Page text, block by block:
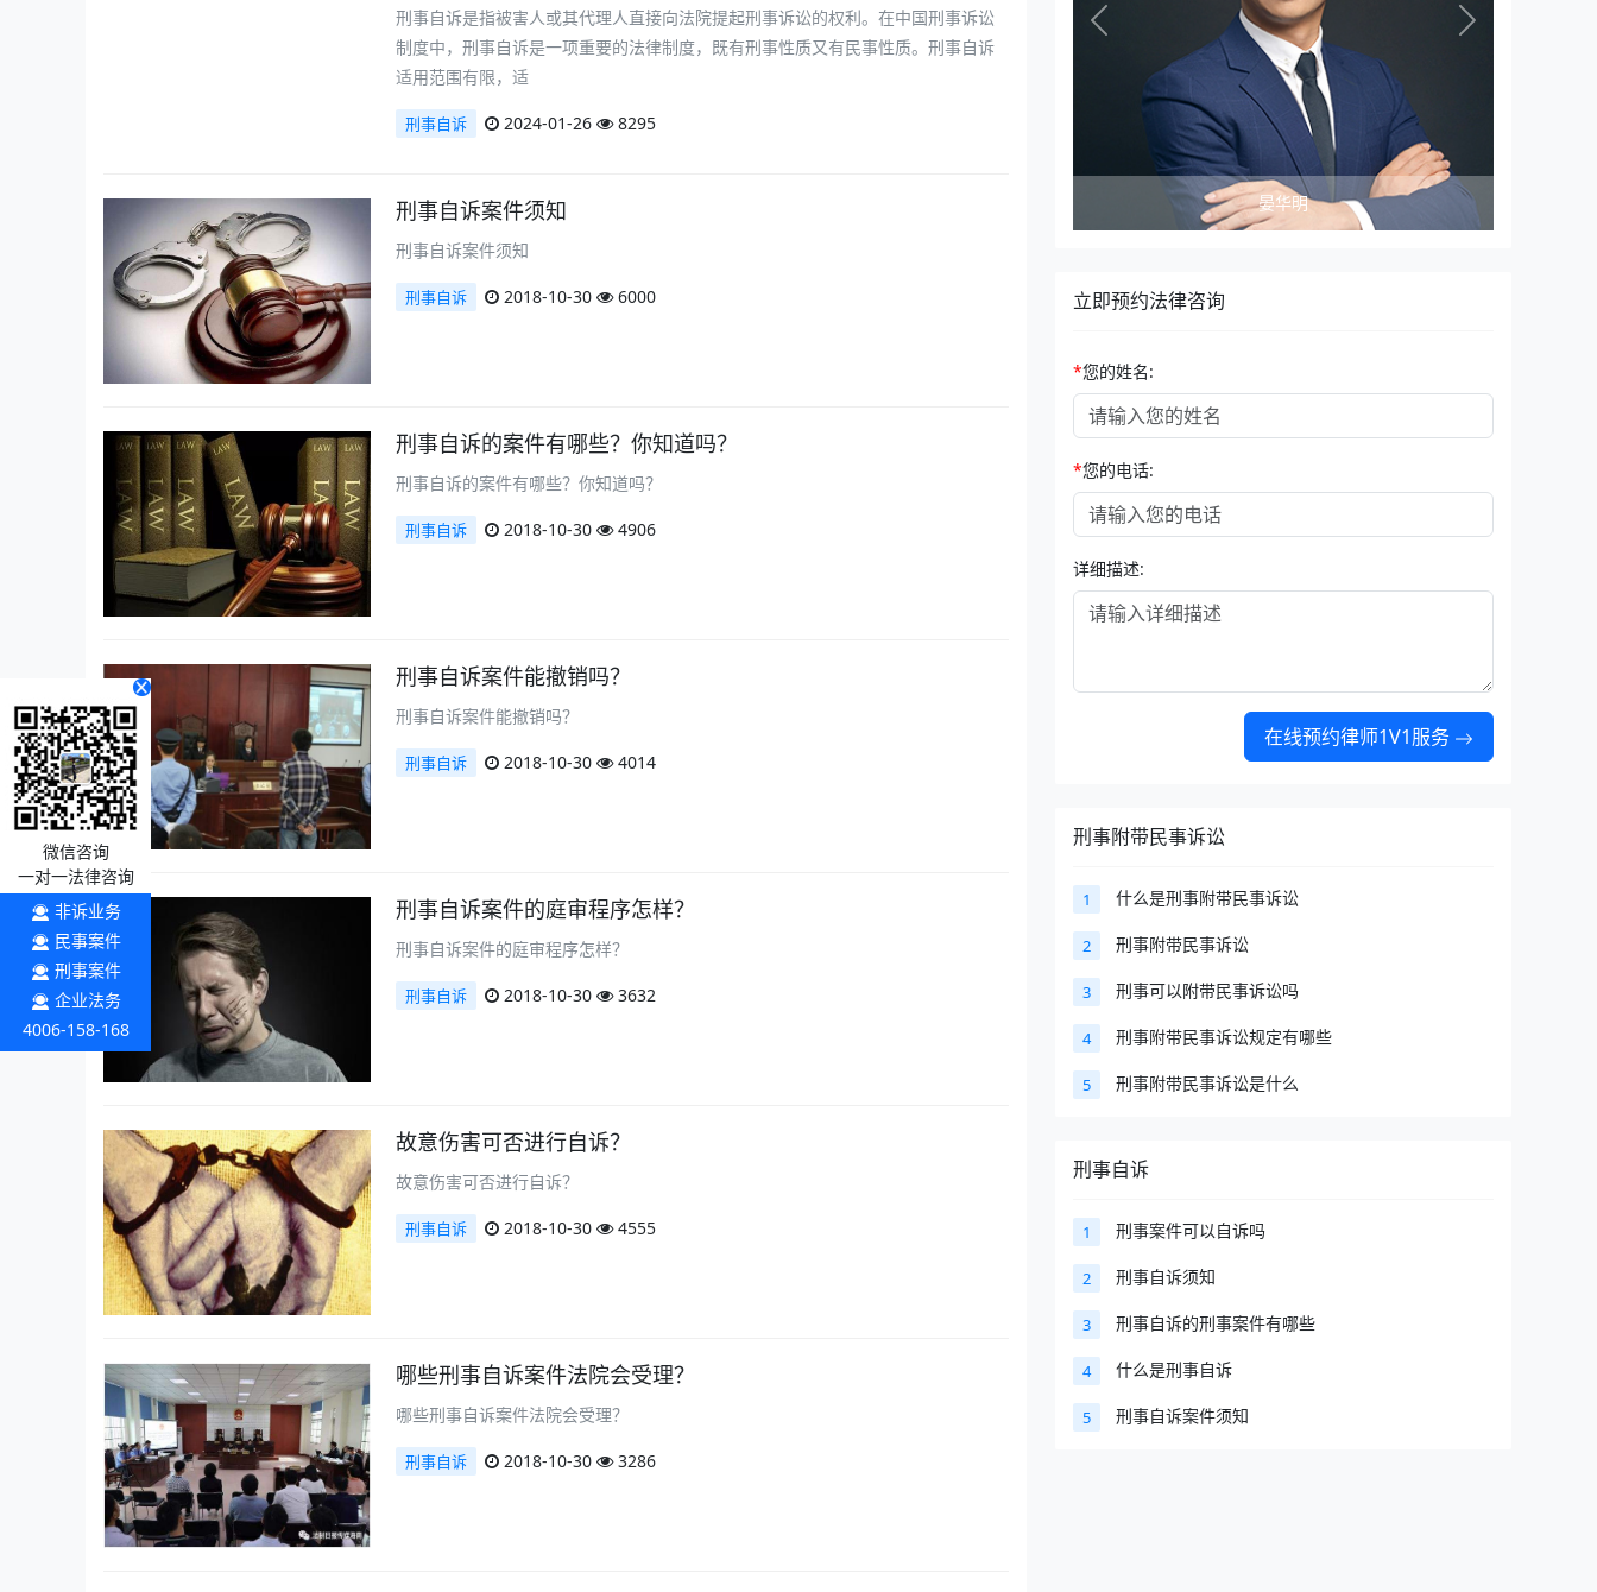
刑事自诉是指被害人或其代理人直接向法院提起刑事诉讼的权利。在中国刑事诉讼
制度中，刑事自诉是一项重要的法律制度，既有刑事性质又有民事性质。刑事自诉
适用范围有限，适
刑事自诉 2024-01-26 8295
刑事自诉案件须知
刑事自诉案件须知
刑事自诉 2018-10-30 6000
刑事自诉的案件有哪些？你知道吗？
刑事自诉的案件有哪些？你知道吗？
刑事自诉 2018-10-30 4906
刑事自诉案件能撤销吗？
刑事自诉案件能撤销吗？
刑事自诉 2018-10-30 4014
刑事自诉案件的庭审程序怎样？
刑事自诉案件的庭审程序怎样？
刑事自诉 2018-10-30 3632
故意伤害可否进行自诉？
故意伤害可否进行自诉？
刑事自诉 2018-10-30 4555
哪些刑事自诉案件法院会受理？
哪些刑事自诉案件法院会受理？
刑事自诉 2018-10-30 3286
晏华明
Previous Next
立即预约法律咨询
*您的姓名:
*您的电话:
详细描述:
在线预约律师1V1服务
刑事附带民事诉讼
1 什么是刑事附带民事诉讼
2 刑事附带民事诉讼
3 刑事可以附带民事诉讼吗
4 刑事附带民事诉讼规定有哪些
5 刑事附带民事诉讼是什么
刑事自诉
1 刑事案件可以自诉吗
2 刑事自诉须知
3 刑事自诉的刑事案件有哪些
4 什么是刑事自诉
5 刑事自诉案件须知
微信咨询
一对一法律咨询
非诉业务
民事案件
刑事案件
企业法务
4006-158-168